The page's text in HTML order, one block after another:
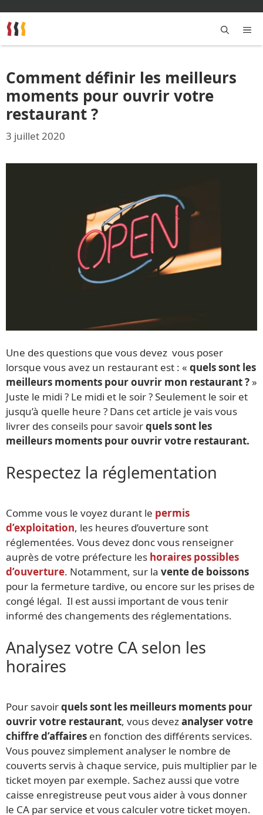
au
contenu
Comment définir les meilleurs
moments pour ouvrir votre
restaurant ?
3 juillet 2020
Une des questions que vous devez vous poser
lorsque vous avez un restaurant est : « quels sont les
meilleurs moments pour ouvrir mon restaurant ? »
Juste le midi ? Le midi et le soir ? Seulement le soir et
jusqu’à quelle heure ? Dans cet article je vais vous
livrer des conseils pour savoirquels sont les
meilleurs moments pour ouvrir votre restaurant.
Respectez la réglementation
Comme vous le voyez durant le permis
d’exploitation, les heures d’ouverture sont
réglementées. Vous devez donc vous renseigner
auprès de votre préfecture les horaires possibles
d’ouverture. Notamment, sur la vente de boissons
pour la fermeture tardive, ou encore sur les prises de
congé légal. Il est aussi important de vous tenir
informé des changements des réglementations.
Analysez votre CA selon les
horaires
Pour savoirquels sont les meilleurs moments pour
ouvrir votre restaurant, vous devezanalyser votre
chiffre d’affaires en fonction des différents services.
Vous pouvez simplement analyser le nombre de
couverts servis à chaque service, puis multiplier par le
ticket moyen par exemple. Sachez aussi que votre
caisse enregistreuse peut vous aider à vous donner
le CA par service et vous calculer votre ticket moyen.